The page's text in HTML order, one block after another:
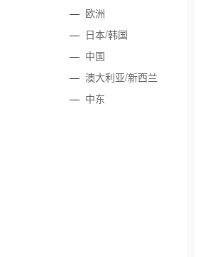
— 欧洲
— 日本/韩国
— 中国
— 澳大利亚/新西兰
— 中东